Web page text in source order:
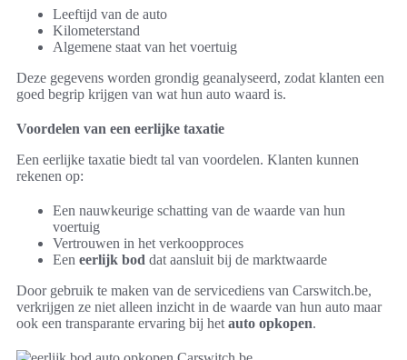
Leeftijd van de auto
Kilometerstand
Algemene staat van het voertuig
Deze gegevens worden grondig geanalyseerd, zodat klanten een
goed begrip krijgen van wat hun auto waard is.
Voordelen van een eerlijke taxatie
Een eerlijke taxatie biedt tal van voordelen. Klanten kunnen
rekenen op:
Een nauwkeurige schatting van de waarde van hun
voertuig
Vertrouwen in het verkoopproces
Een eerlijk bod dat aansluit bij de marktwaarde
Door gebruik te maken van de servicediens van Carswitch.be,
verkrijgen ze niet alleen inzicht in de waarde van hun auto maar
ook een transparante ervaring bij het auto opkopen.